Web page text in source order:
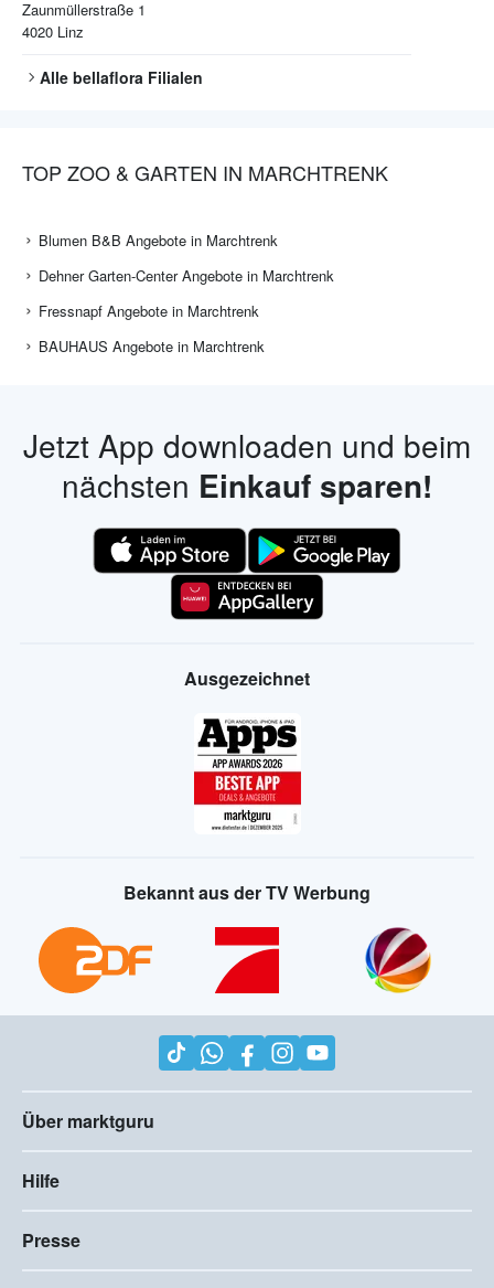
Zaunmüllerstraße 1
4020 Linz
Alle bellaflora Filialen
TOP ZOO & GARTEN IN MARCHTRENK
Blumen B&B Angebote in Marchtrenk
Dehner Garten-Center Angebote in Marchtrenk
Fressnapf Angebote in Marchtrenk
BAUHAUS Angebote in Marchtrenk
Jetzt App downloaden und beim
nächsten Einkauf sparen!
Ausgezeichnet
Bekannt aus der TV Werbung
Über marktguru
Hilfe
Presse